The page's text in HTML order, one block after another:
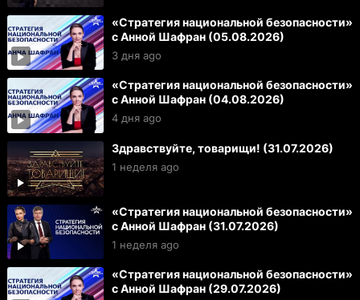
«Стратегия национальной безопасности»
с Анной Шафран (05.08.2026)
3 дня ago
«Стратегия национальной безопасности»
с Анной Шафран (04.08.2026)
4 дня ago
Здравствуйте, товарищи! (31.07.2026)
1 неделя ago
«Стратегия национальной безопасности»
с Анной Шафран (31.07.2026)
1 неделя ago
«Стратегия национальной безопасности»
с Анной Шафран (29.07.2026)